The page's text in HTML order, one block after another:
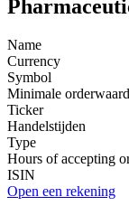
Name
Currency
Symbol
Minimale
Ticker
Handelstijden
Type
Hours of accepting
ISIN
Open een rekening